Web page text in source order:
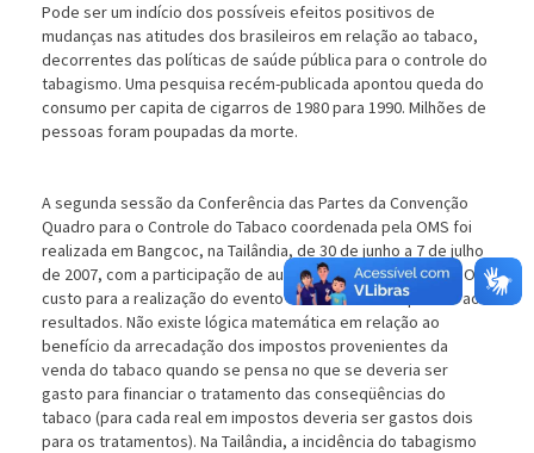
Pode ser um indício dos possíveis efeitos positivos de
mudanças nas atitudes dos brasileiros em relação ao tabaco,
decorrentes das políticas de saúde pública para o controle do
tabagismo. Uma pesquisa recém-publicada apontou queda do
consumo per capita de cigarros de 1980 para 1990. Milhões de
pessoas foram poupadas da morte.
A segunda sessão da Conferência das Partes da Convenção
Quadro para o Controle do Tabaco coordenada pela OMS foi
realizada em Bangcoc, na Tailândia, de 30 de junho a 7 de julho
de 2007, com a participação de autoridades de 147 países. O
custo para a realização do evento é mínimo se comparado aos
resultados. Não existe lógica matemática em relação ao
benefício da arrecadação dos impostos provenientes da
venda do tabaco quando se pensa no que se deveria ser
gasto para financiar o tratamento das conseqüências do
tabaco (para cada real em impostos deveria ser gastos dois
para os tratamentos). Na Tailândia, a incidência do tabagismo